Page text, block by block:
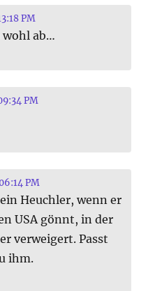
PM
wohl ab…
PM
PM
Heuchler, wenn er
USA gönnt, in der
verweigert. Passt
ihm.